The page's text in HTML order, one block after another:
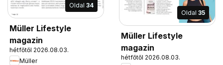
Oldal 34
Müller Lifestyle
magazin
hétfőtől 2026.08.03.
Müller
Oldal 35
Müller Lifestyle
magazin
hétfőtől 2026.08.03.